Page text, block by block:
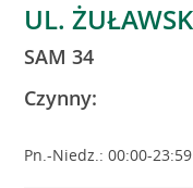
UL.
SAM 34
Czynny:
Pn.-Niedz.: 00:00-23:59